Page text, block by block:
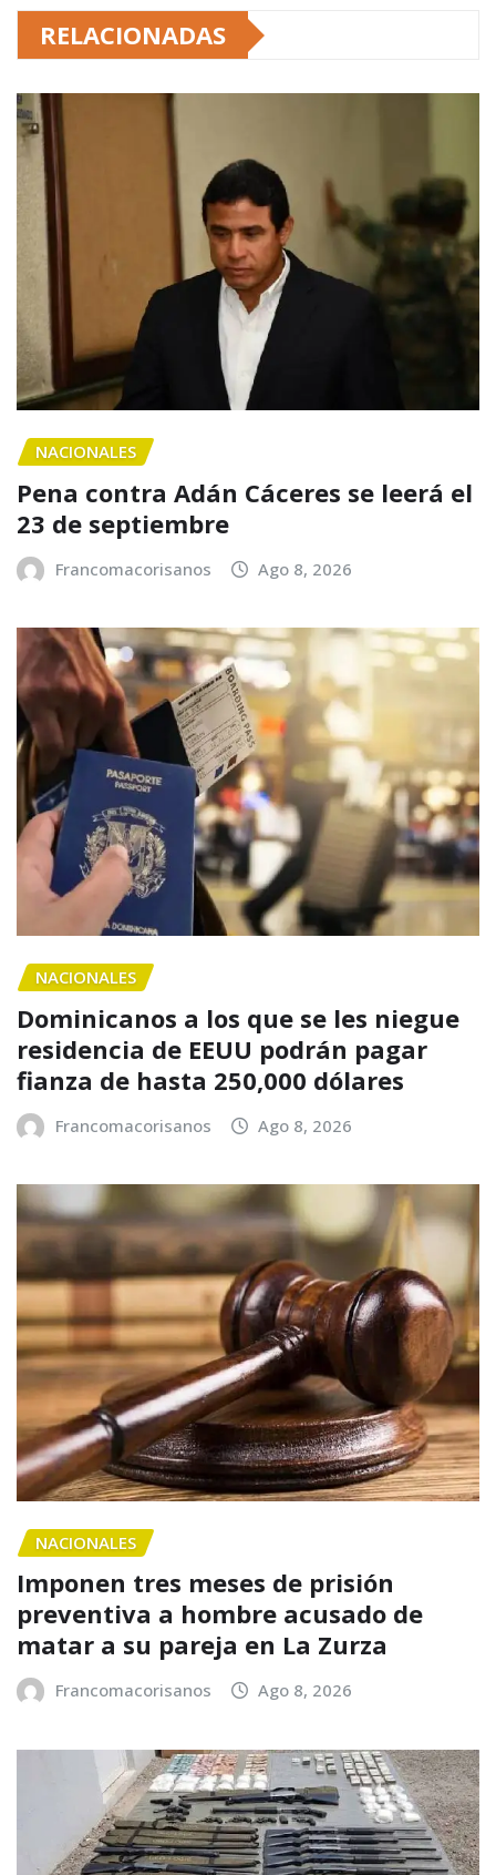
RELACIONADAS
NACIONALES
Pena contra Adán Cáceres se leerá el
23 de septiembre
Francomacorisanos Ago 8, 2026
NACIONALES
Dominicanos a los que se les niegue
residencia de EEUU podrán pagar
fianza de hasta 250,000 dólares
Francomacorisanos Ago 8, 2026
NACIONALES
Imponen tres meses de prisión
preventiva a hombre acusado de
matar a su pareja en La Zurza
Francomacorisanos Ago 8, 2026